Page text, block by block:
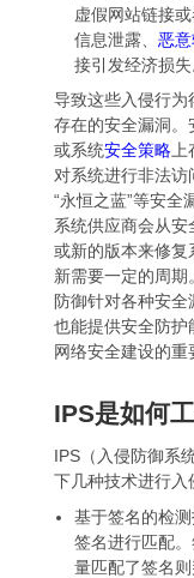
虚假网站链接
信息泄露、 恶
接引发经济损失
导致这些入侵行为
存在的安全漏洞。
或系统安全策略上
对系统进行非法访
“永恒之蓝”等安全
系统供应商会从
或新的版本来修复
新需要一定的周
防御针对各种安全
也能提供安全防护
网络安全建设的重
IPS是如何
IPS（入侵防御系
下几种技术进行入
基于签名的检
签名进行匹配
量匹配了签名